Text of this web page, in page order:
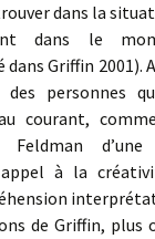
dans la
dans le
Griffin 2001).
personnes
courant,
Feldman
à la
de Griffin, plus